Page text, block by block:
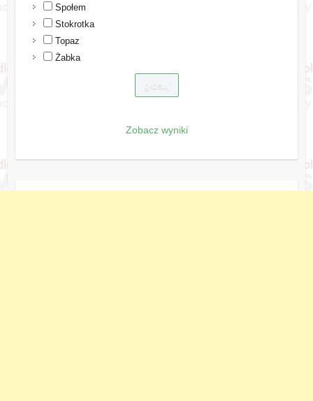
Społem
Stokrotka
Topaz
Żabka
Zobacz wyniki